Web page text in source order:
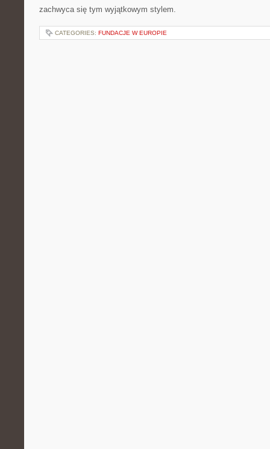
zachwyca się tym wyjątkowym stylem.
CATEGORIES: FUNDACJE W EUROPIE